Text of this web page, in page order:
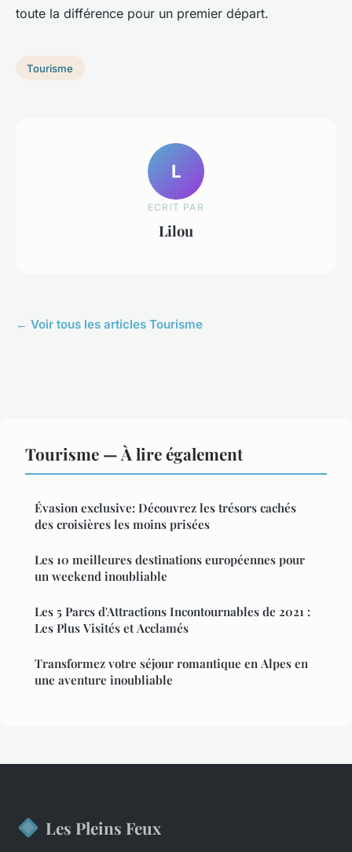
toute la différence pour un premier départ.
Tourisme
L
ECRIT PAR
Lilou
← Voir tous les articles Tourisme
Tourisme — À lire également
Évasion exclusive: Découvrez les trésors cachés
des croisières les moins prisées
Les 10 meilleures destinations européennes pour
un weekend inoubliable
Les 5 Parcs d'Attractions Incontournables de 2021 :
Les Plus Visités et Acclamés
Transformez votre séjour romantique en Alpes en
une aventure inoubliable
Les Pleins Feux